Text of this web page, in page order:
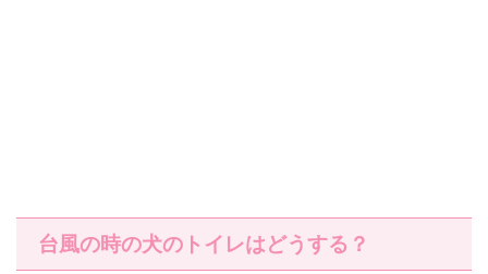
台風の時の犬のトイレはどうする？